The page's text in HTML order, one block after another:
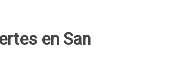
en San